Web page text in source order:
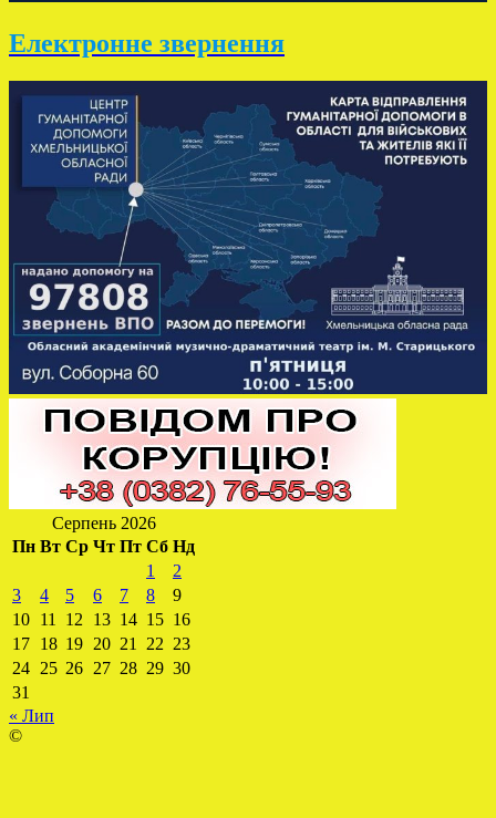
Електронне звернення
Серпень 2026
Пн Вт Ср Чт Пт Сб Нд
1
2
3
4 5 6 7 8
9
10 11 12 13 14 15 16
17 18 19 20 21 22 23
24 25 26 27 28 29 30
31
« Лип
©